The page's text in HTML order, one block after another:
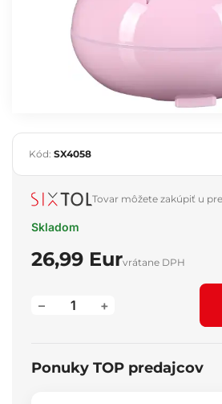
Kód: SX4058
Tovar môžete zakúpiť u
Skladom
26,99 Eurvrátane DPH
+
–
Ponuky TOP predajcov